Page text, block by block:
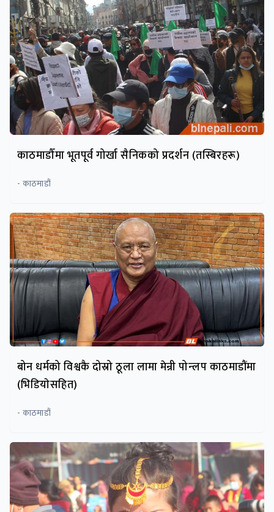
काठमाडौँमा भूतपूर्व गोर्खा सैनिकको प्रदर्शन (तस्बिरहरू)
- काठमाडौं
बोन धर्मको विश्वकै दोस्रो ठूला लामा मेन्री पोन्लप काठमाडौंमा
(भिडियाेसहित)
- काठमाडौं